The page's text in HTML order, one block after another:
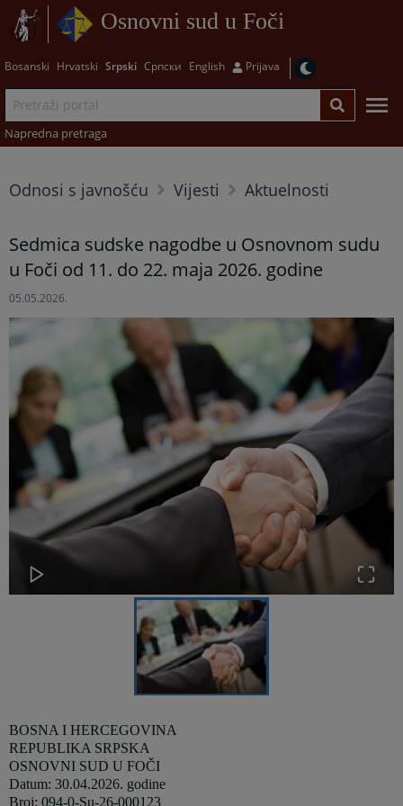
Osnovni sud u Foči
Bosanski Hrvatski Srpski Српски English Prijava
Napredna pretraga
Odnosi s javnošću Vijesti Aktuelnosti
Sedmica sudske nagodbe u Osnovnom sudu
u Foči od 11. do 22. maja 2026. godine
05.05.2026.
BOSNA I HERCEGOVINA
REPUBLIKA SRPSKA
OSNOVNI SUD U FOČI
Datum: 30.04.2026. godine
Broj: 094-0-Su-26-000123